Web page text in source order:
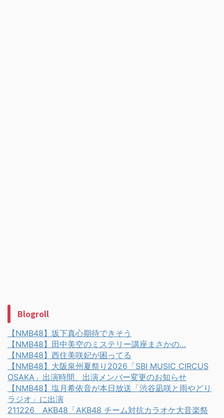
Blogroll
【NMB48】坂下真心期待できそう
【NMB48】田中美空のミステリー講座まさかの…
【NMB48】西住美咲妃が困ってる
【NMB48】大阪泉州夏祭り2026「SBI MUSIC CIRCUS
OSAKA」出演時間、出演メンバー変更のお知らせ
【NMB48】塩月希依音が本日放送「渋谷凪咲と雨やどり
ラジオ」に出演
211226 AKB48「AKB48 チーム対抗カラオケ大音楽祭